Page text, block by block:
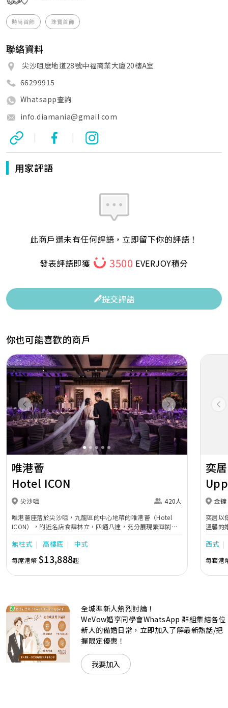
時尚首飾 珠寶首飾
聯絡資料
尖沙咀麽地道28號中福商業大廈20樓A室
66299915
Whatsapp查詢
info.diamania@gmail.com
| |
用家評語
此商戶還未有任何評語，立即留下你的評語！
發表評語即獲
3500 EVERJOY積分
提交評語
你也可能喜歡的商戶
Previous Next
唯港薈
Hotel ICON
尖沙咀
420人
唯港薈座落於尖沙咀，九龍區的中心地帶的唯港薈（Hotel
ICON），附近名店食肆林立，四通八達，充分展現繁華鬧巿
中的活力個性，成為一眾準新人舉辦婚宴的熱門之選。專業團
隊由策劃統籌至所有婚宴每個細節，唯港薈都力臻完美，保證
讓您留下獨特的醉人回憶。 擁有時尚高樓頂的Silverbox宴會
廳，配置了全套先進的視聽影音及燈光設備配套，並採用極富
現代時尚感的水晶玻璃燈，演繹出與別不同的經典神韻。不論
準新人的個性及預算﹔保證為您打造夢寐以求的特別日子，令
賓客永誌難忘！
無柱式 高樓底 中式
每席港幣 $13,888起
奕居
金鐘
奕居以
溫馨的
團隊會
西式
每套港
全城準新人熱烈討論！
WeVow婚享同學會WhatsApp 群組集結各位
新人的備婚日常，立即加入了解最新熱話/把
握限定優惠！
我要加入